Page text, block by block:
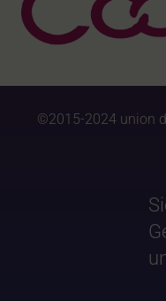
©2015-2024 union